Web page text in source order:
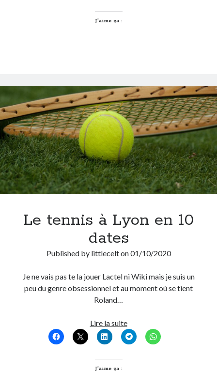
de
Jonage
à
Lyon
J’aime ça :
Le tennis à Lyon en 10
dates
Published by littlecelton01/10/2020
Je ne vais pas te la jouer Lactel ni Wiki mais je suis un
peu du genre obsessionnel et au moment où se tient
Roland…
Lire la suiteLe
tennis
à
J’aime ça :